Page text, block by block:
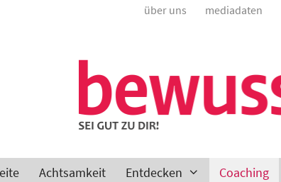
über uns mediadaten
Achtsamkeit Entdecken Coaching